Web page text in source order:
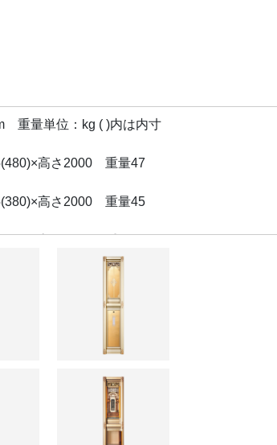
重量単位：kg ( )内は内寸
高さ2000 重量47
高さ2000 重量45
高さ2000 重量38
高さ2000 重量32
高さ2000 重量30